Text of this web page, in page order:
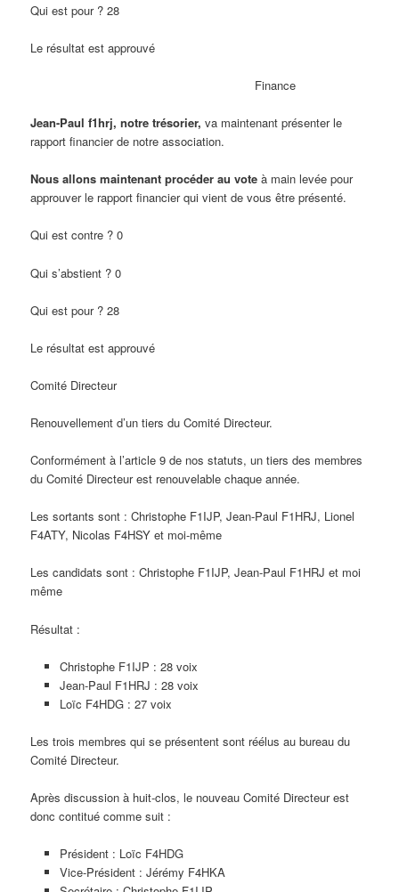
Qui est pour ? 28
Le résultat est approuvé
Finance
Jean-Paul f1hrj, notre trésorier,va maintenant présenter le
rapport financier de notre association.
Nous allons maintenant procéder au voteà main levée pour
approuver le rapport financier qui vient de vous être présenté.
Qui est contre ? 0
Qui s’abstient ? 0
Qui est pour ? 28
Le résultat est approuvé
Comité Directeur
Renouvellement d’un tiers du Comité Directeur.
Conformément à l’article 9 de nos statuts, un tiers des membres
du Comité Directeur est renouvelable chaque année.
Les sortants sont : Christophe F1IJP, Jean-Paul F1HRJ, Lionel
F4ATY, Nicolas F4HSY et moi-même
Les candidats sont : Christophe F1IJP, Jean-Paul F1HRJ et moi
même
Résultat :
Christophe F1IJP : 28 voix
Jean-Paul F1HRJ : 28 voix
Loïc F4HDG : 27 voix
Les trois membres qui se présentent sont réélus au bureau du
Comité Directeur.
Après discussion à huit-clos, le nouveau Comité Directeur est
donc contitué comme suit :
Président : Loïc F4HDG
Vice-Président : Jérémy F4HKA